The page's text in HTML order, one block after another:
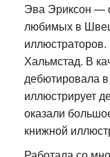
Эва Эриксон —
любимых в
Хальмстад. В
дебютировала
иллюстрирует
оказали
книжной